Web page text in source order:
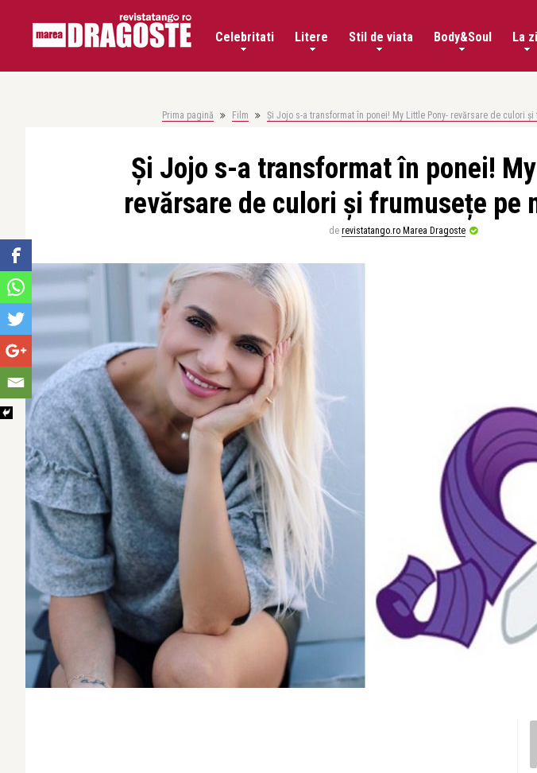
Celebritati Litere Stil de viata Body&Soul La zi
Prima pagină Film Și Jojo s-a transformat în ponei! My Little Pony- revărsare de culori
Și Jojo s-a transformat în ponei!
revărsare de culori și frumusețe pe
de revistatango.ro Marea Dragoste